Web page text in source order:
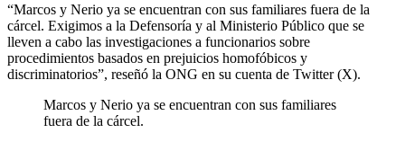
“Marcos y Nerio ya se encuentran con sus familiares fuera de la
cárcel. Exigimos a la Defensoría y al Ministerio Público que se
lleven a cabo las investigaciones a funcionarios sobre
procedimientos basados en prejuicios homofóbicos y
discriminatorios”, reseñó la ONG en su cuenta de Twitter (X).
Marcos y Nerio ya se encuentran con sus familiares
fuera de la cárcel.